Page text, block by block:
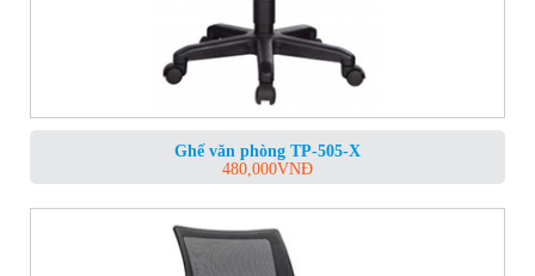
Ghế văn phòng TP-505-X
480,000VNĐ